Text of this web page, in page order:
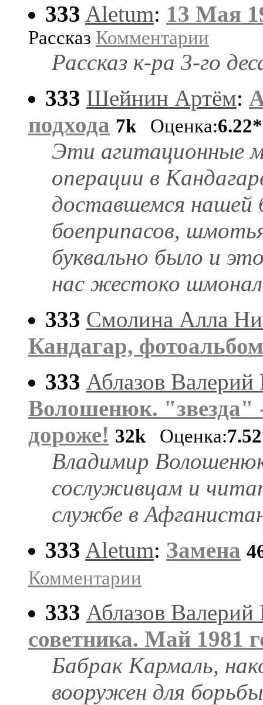
333 Aletum: 13 Мая
Рассказ Комментарии
Рассказ к-ра 3-го
333 Шейнин Артём:
подхода 7k Оценка:
Эти агитационные
операции в
доставшемся нашей
боеприпасов,
буквально было и
нас жестоко
333 Смолина Алла
Кандагар,
333 Аблазов Валерий
Волошенюк. "звезда"
дороже! 32k Оценка:
Владимир
сослуживцам и
службе в
333 Aletum: Замена
Комментарии
333 Аблазов Валерий
советника. Май 1981
Бабрак Кармаль,
вооружен для